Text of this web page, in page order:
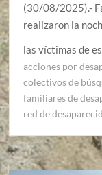
(30/08/2025).-
realizaron la
las víctimas de
acciones por
colectivos de
familiares de
red de